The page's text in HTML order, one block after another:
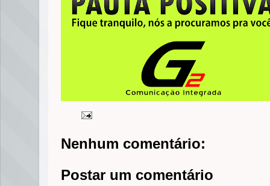
Nenhum comentário:
Postar um comentário